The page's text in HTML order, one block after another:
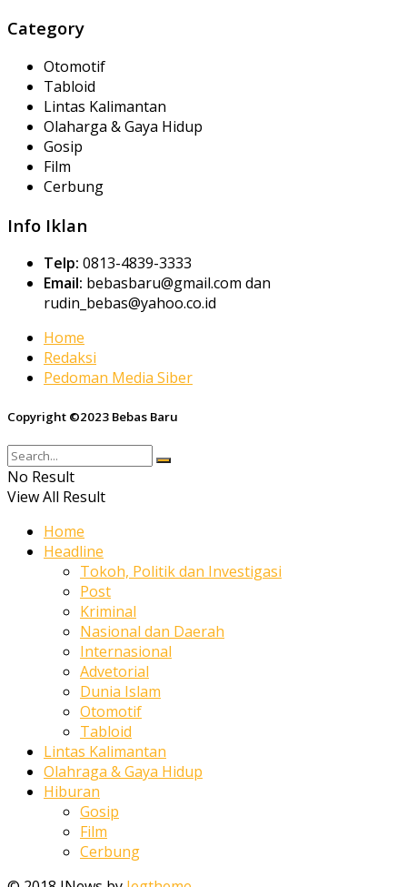
Category
Otomotif
Tabloid
Lintas Kalimantan
Olaharga & Gaya Hidup
Gosip
Film
Cerbung
Info Iklan
Telp: 0813-4839-3333
Email: bebasbaru@gmail.com dan
rudin_bebas@yahoo.co.id
Home
Redaksi
Pedoman Media Siber
Copyright ©2023 Bebas Baru
No Result
View All Result
Home
Headline
Tokoh, Politik dan Investigasi
Post
Kriminal
Nasional dan Daerah
Internasional
Advetorial
Dunia Islam
Otomotif
Tabloid
Lintas Kalimantan
Olahraga & Gaya Hidup
Hiburan
Gosip
Film
Cerbung